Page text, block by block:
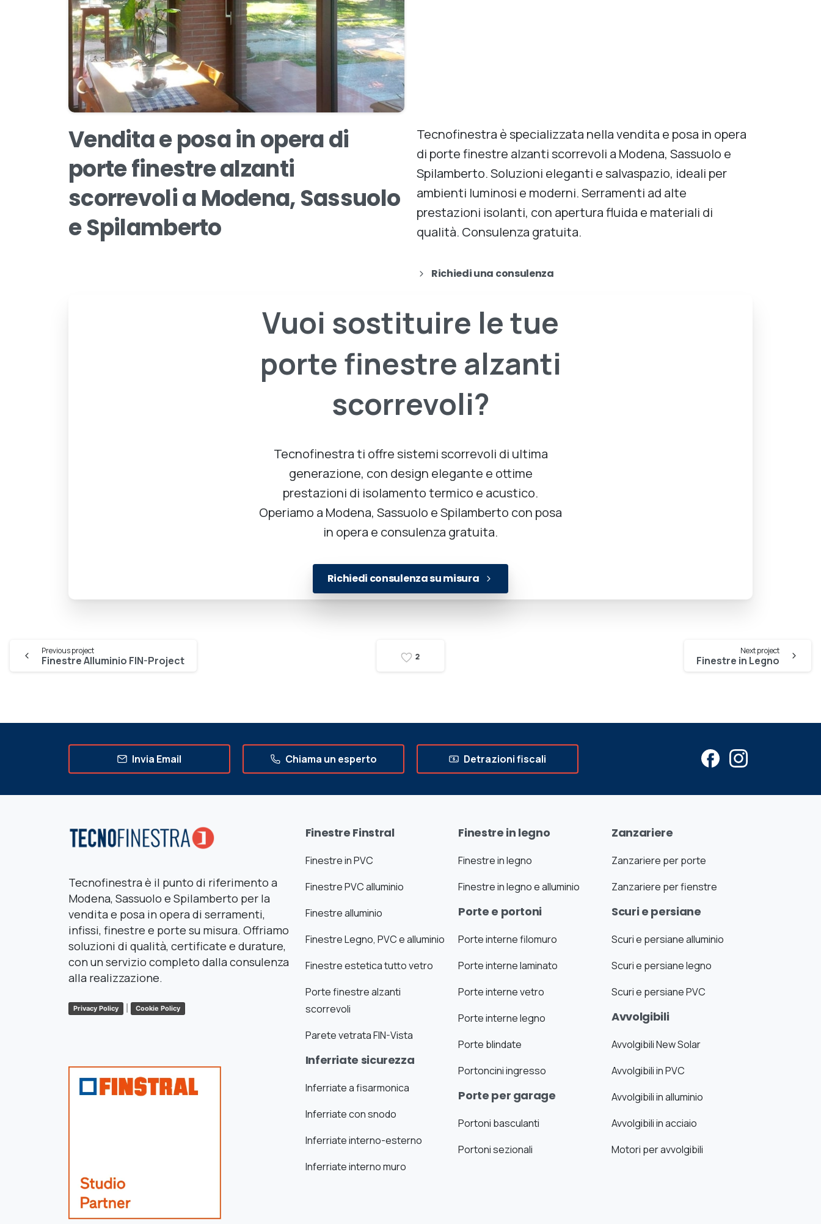
Venditaeposainoperadi
portefinestrealzanti
scorrevoliaModena,Sassuolo
eSpilamberto
Tecnofinestra è specializzata nella vendita e posa in opera
di porte finestre alzanti scorrevoli a Modena, Sassuolo e
Spilamberto. Soluzioni eleganti e salvaspazio, ideali per
ambienti luminosi e moderni. Serramenti ad alte
prestazioni isolanti, con apertura fluida e materiali di
qualità. Consulenza gratuita.
Richiedi una consulenza
Vuoi sostituire letue
porte finestre alzanti
scorrevoli?
Tecnofinestra ti offre sistemi scorrevoli di ultima
generazione, con design elegante e ottime
prestazioni di isolamento termico e acustico.
Operiamo a Modena, Sassuolo e Spilamberto con posa
in opera e consulenza gratuita.
Richiedi consulenza su misura
Previous project
Finestre Alluminio FIN-Project
Next project
Finestre in Legno
2
Invia Email Chiama un esperto Detrazioni fiscali
Tecnofinestra è il punto di riferimento a
Modena, Sassuolo e Spilamberto per la
vendita e posa in opera di serramenti,
infissi, finestre e porte su misura. Offriamo
soluzioni di qualità, certificate e durature,
con un servizio completo dalla consulenza
alla realizzazione.
Privacy Policy Cookie Policy
Finestre Finstral
Finestre in PVC
Finestre PVC alluminio
Finestre alluminio
Finestre Legno, PVC e alluminio
Finestre estetica tutto vetro
Porte finestre alzanti
scorrevoli
Parete vetrata FIN-Vista
Inferriate sicurezza
Inferriate a fisarmonica
Inferriate con snodo
Inferriate interno-esterno
Inferriate interno muro
Finestre in legno
Finestre in legno
Finestre in legno e alluminio
Porte e portoni
Porte interne filomuro
Porte interne laminato
Porte interne vetro
Porte interne legno
Porte blindate
Portoncini ingresso
Porte per garage
Portoni basculanti
Portoni sezionali
Zanzariere
Zanzariere per porte
Zanzariere per fienstre
Scuri e persiane
Scuri e persiane alluminio
Scuri e persiane legno
Scuri e persiane PVC
Avvolgibili
Avvolgibili New Solar
Avvolgibili in PVC
Avvolgibili in alluminio
Avvolgibili in acciaio
Motori per avvolgibili